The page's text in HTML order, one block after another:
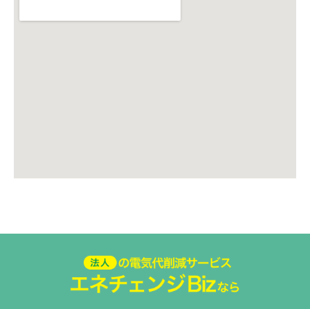
法人の電気代削減サービスエネ
チェンジ Biz